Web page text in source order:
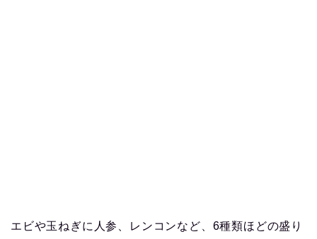
エビや玉ねぎに人参、レンコンなど、6種類ほどの盛り